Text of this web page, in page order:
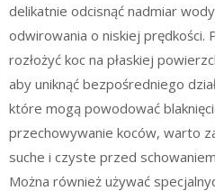
delikatnie odcisnąć nadmiar
odwirowania o niskiej prędkości.
rozłożyć koc na płaskiej
aby uniknąć bezpośredniego
które mogą powodować
przechowywanie koców, warto
suche i czyste przed
Można również używać